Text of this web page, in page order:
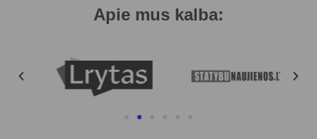
Apie mus kalba: